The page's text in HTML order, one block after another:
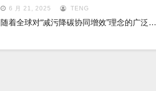
6 月 21, 2025 TENG
随着全球对“减污降碳协同增效”理念的广泛…